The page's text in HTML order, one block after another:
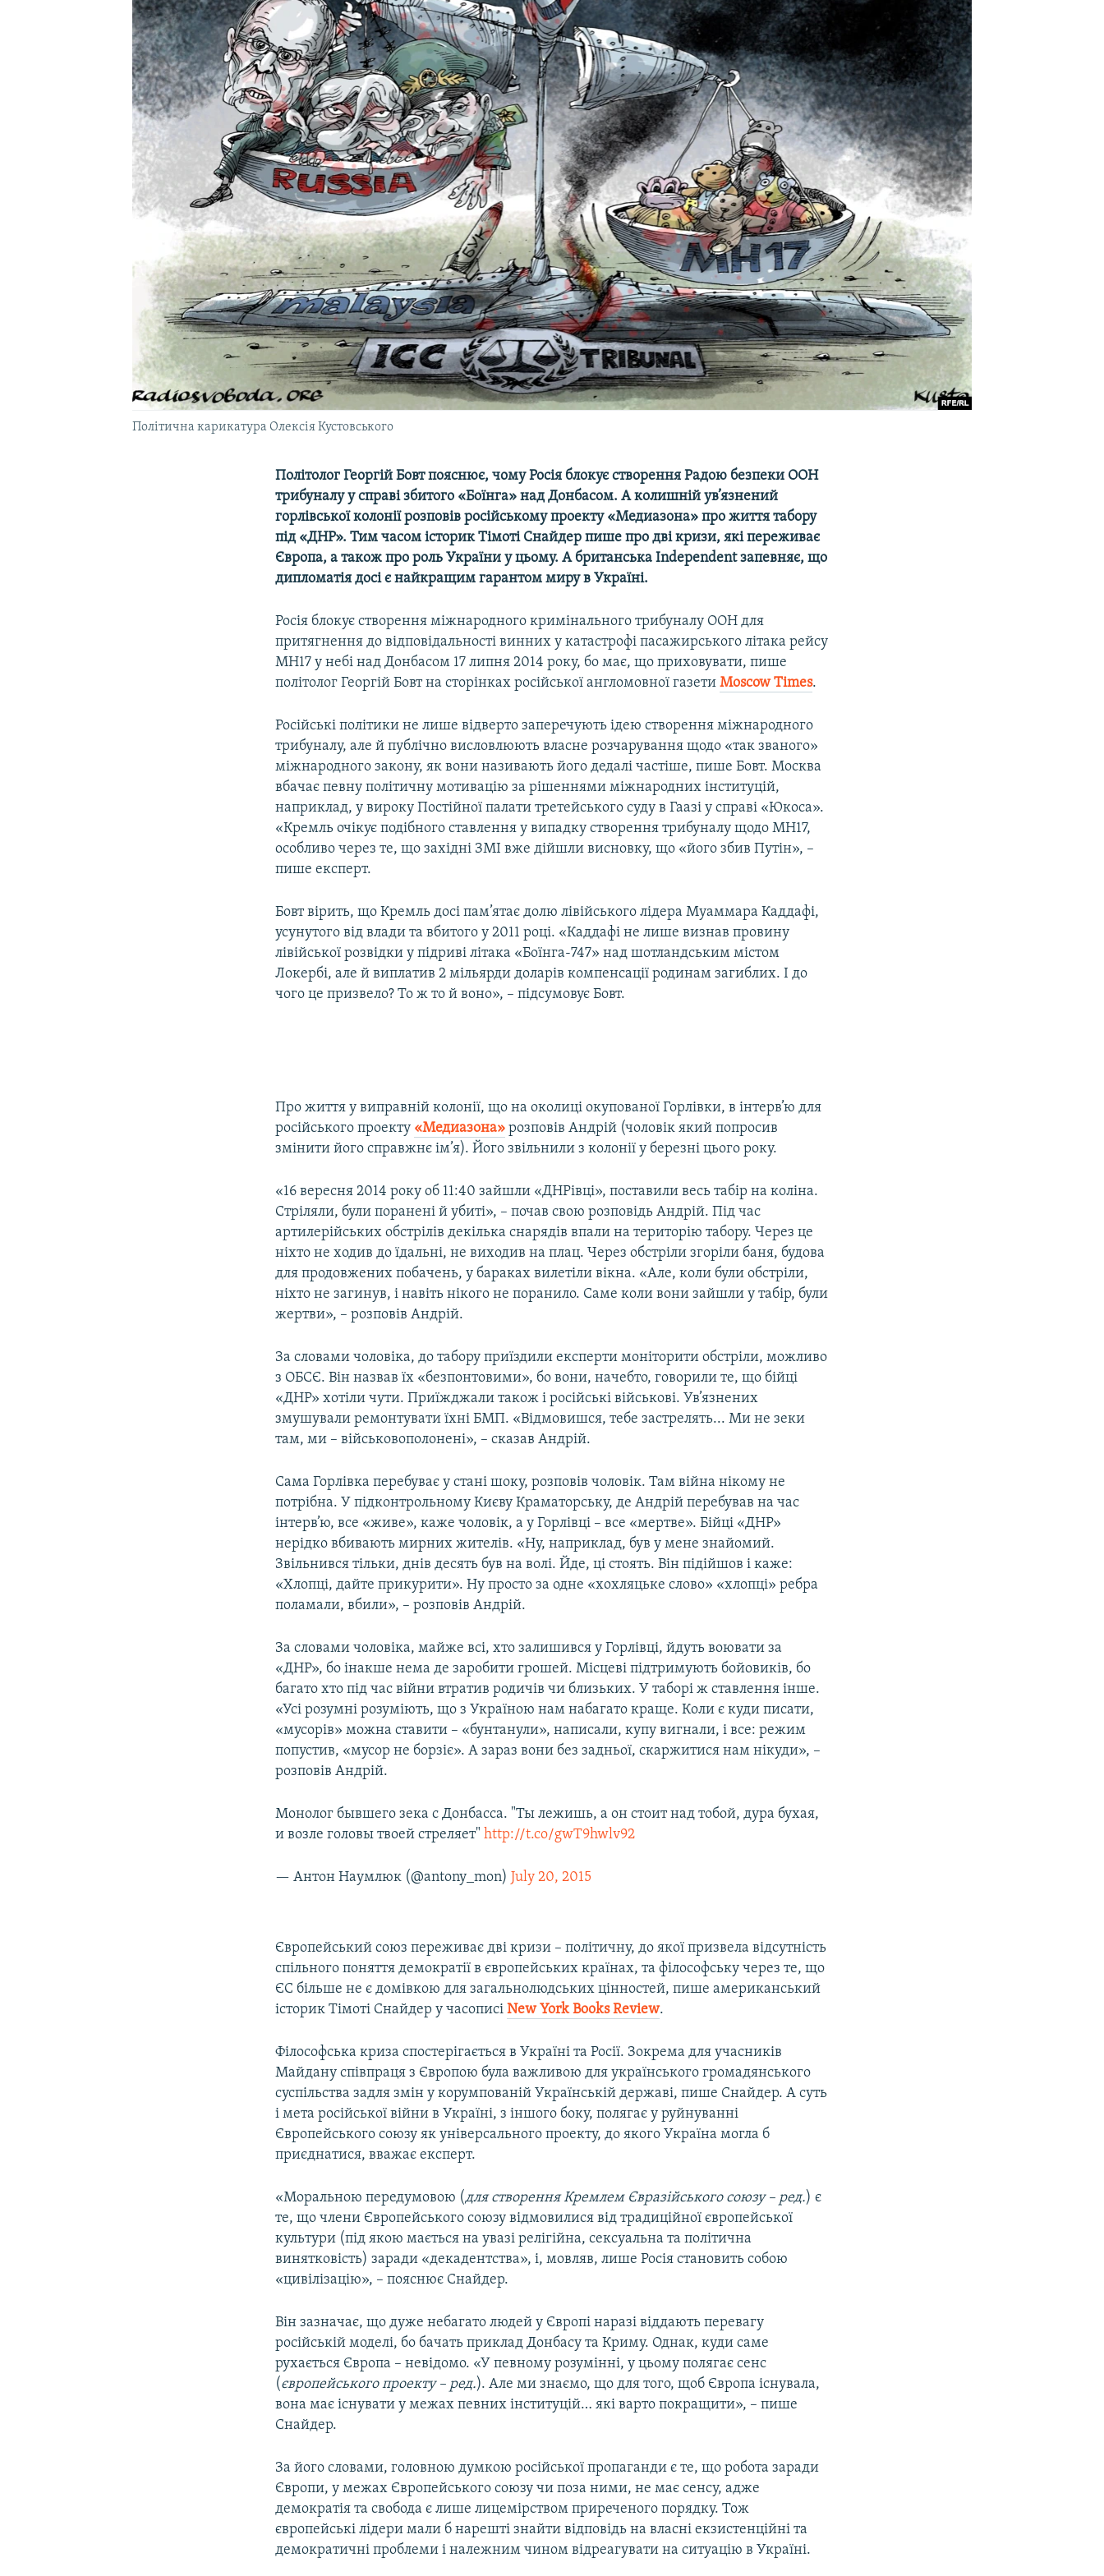
УКРАЇНСЬКА ПРОБЛЕМА КРИМУ
Політична карикатура Олексія Кустовського
Політолог Георгій Бовт пояснює, чому Росія блокує створення Радою безпеки ООН
трибуналу у справі збитого «Боїнга» над Донбасом. А колишній ув’язнений
горлівської колонії розповів російському проекту «Медиазона» про життя табору
під «ДНР». Тим часом історик Тімоті Снайдер пише про дві кризи, які переживає
Європа, а також про роль України у цьому. А британськаIndependent запевняє, що
дипломатія досі є найкращим гарантом миру в Україні.
Росія блокує створення міжнародного кримінального трибуналу ООН для
притягнення до відповідальності винних у катастрофі пасажирського літака рейсу
MH17 у небі над Донбасом 17 липня 2014 року, бо має, що приховувати, пише
політолог Георгій Бовт на сторінках російської англомовної газетиMoscow Times.
Російські політики не лише відверто заперечують ідею створення міжнародного
трибуналу, але й публічно висловлюють власне розчарування щодо «так званого»
міжнародного закону, як вони називають його дедалі частіше, пише Бовт. Москва
вбачає певну політичну мотивацію за рішеннями міжнародних інституцій,
наприклад, у вироку Постійної палати третейського суду в Гаазі у справі «Юкоса».
«Кремль очікує подібного ставлення у випадку створення трибуналу щодо MH17,
особливо через те, що західні ЗМІ вже дійшли висновку, що «його збив Путін», –
пише експерт.
Бовт вірить, що Кремль досі пам’ятає долю лівійського лідера Муаммара Каддафі,
усунутого від влади та вбитого у 2011 році. «Каддафі не лише визнав провину
лівійської розвідки у підриві літака «Боїнга-747» над шотландським містом
Локербі, але й виплатив 2 мільярди доларів компенсації родинам загиблих. І до
чого це призвело? То ж то й воно», – підсумовує Бовт.
Про життя у виправній колонії, що на околиці окупованої Горлівки, в інтерв’ю для
російського проекту «Медиазона» розповів Андрій (чоловік який попросив
змінити його справжнє ім’я). Його звільнили з колонії у березні цього року.
«16 вересня 2014 року об 11:40 зайшли «ДНРівці», поставили весь табір на коліна.
Стріляли, були поранені й убиті», – почав свою розповідь Андрій. Під час
артилерійських обстрілів декілька снарядів впали на територію табору. Через це
ніхто не ходив до їдальні, не виходив на плац. Через обстріли згоріли баня, будова
для продовжених побачень, у бараках вилетіли вікна. «Але, коли були обстріли,
ніхто не загинув, і навіть нікого не поранило. Саме коли вони зайшли у табір, були
жертви», – розповів Андрій.
За словами чоловіка, до табору приїздили експерти моніторити обстріли, можливо
з ОБСЄ. Він назвав їх «безпонтовими», бо вони, начебто, говорили те, що бійці
«ДНР» хотіли чути. Приїжджали також і російські військові. Ув’язнених
змушували ремонтувати їхні БМП. «Відмовишся, тебе застрелять... Ми не зеки
там, ми – військовополонені», – сказав Андрій.
Сама Горлівка перебуває у стані шоку, розповів чоловік. Там війна нікому не
потрібна. У підконтрольному Києву Краматорську, де Андрій перебував на час
інтерв’ю, все «живе», каже чоловік, а у Горлівці – все «мертве». Бійці «ДНР»
нерідко вбивають мирних жителів. «Ну, наприклад, був у мене знайомий.
Звільнився тільки, днів десять був на волі. Йде, ці стоять. Він підійшов і каже:
«Хлопці, дайте прикурити». Ну просто за одне «хохляцьке слово» «хлопці» ребра
поламали, вбили», – розповів Андрій.
За словами чоловіка, майже всі, хто залишився у Горлівці, йдуть воювати за
«ДНР», бо інакше нема де заробити грошей. Місцеві підтримують бойовиків, бо
багато хто під час війни втратив родичів чи близьких. У таборі ж ставлення інше.
«Усі розумні розуміють, що з Україною нам набагато краще. Коли є куди писати,
«мусорів» можна ставити – «бунтанули», написали, купу вигнали, і все: режим
попустив, «мусор не борзіє». А зараз вони без задньої, скаржитися нам нікуди», –
розповів Андрій.
Монолог бывшего зека с Донбасса. "Ты лежишь, а он стоит над тобой, дура бухая,
и возле головы твоей стреляет"http://t.co/gwT9hwlv92
— Антон Наумлюк (@antony_mon)July 20, 2015
Європейський союз переживає дві кризи – політичну, до якої призвела відсутність
спільного поняття демократії в європейських країнах, та філософську через те, що
ЄС більше не є домівкою для загальнолюдських цінностей, пише американський
історик Тімоті Снайдер у часописіNew York Books Review.
Філософська криза спостерігається в Україні та Росії. Зокрема для учасників
Майдану співпраця з Європою була важливою для українського громадянського
суспільства задля змін у корумпованій Українській державі, пише Снайдер. А суть
і мета російської війни в Україні, з іншого боку, полягає у руйнуванні
Європейського союзу як універсального проекту, до якого Україна могла б
приєднатися, вважає експерт.
«Моральною передумовою (для створення Кремлем Євразійського союзу – ред.) є
те, що члени Європейського союзу відмовилися від традиційної європейської
культури (під якою мається на увазі релігійна, сексуальна та політична
винятковість) заради «декадентства», і, мовляв, лише Росія становить собою
«цивілізацію», – пояснює Снайдер.
Він зазначає, що дуже небагато людей у Європі наразі віддають перевагу
російській моделі, бо бачать приклад Донбасу та Криму. Однак, куди саме
рухається Європа – невідомо. «У певному розумінні, у цьому полягає сенс
(європейського проекту – ред.). Але ми знаємо, що для того, щоб Європа існувала,
вона має існувати у межах певних інституцій… які варто покращити», – пише
Снайдер.
За його словами, головною думкою російської пропаганди є те, що робота заради
Європи, у межах Європейського союзу чи поза ними, не має сенсу, адже
демократія та свобода є лише лицемірством приреченого порядку. Тож
європейські лідери мали б нарешті знайти відповідь на власні екзистенційні та
демократичні проблеми і належним чином відреагувати на ситуацію в Україні.